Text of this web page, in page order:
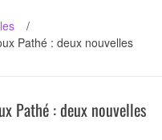
/
Pathé : deux nouvelles
Pathé : deux nouvelles